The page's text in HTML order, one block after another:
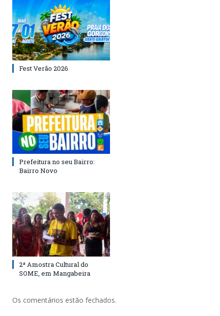
Fest Verão 2026
Prefeitura no seu Bairro:
Bairro Novo
2ª Amostra Cultural do
SOME, em Mangabeira
Os comentários estão fechados.